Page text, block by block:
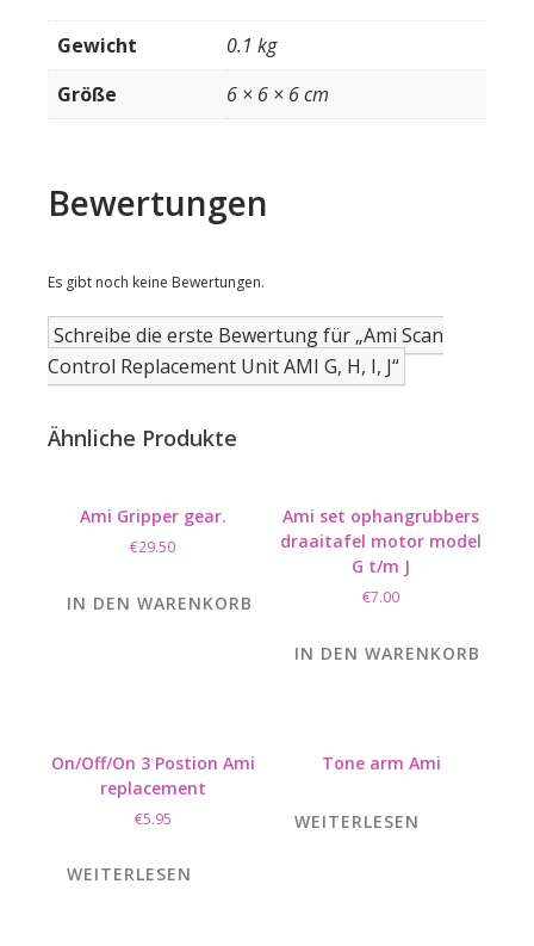
Gewicht
0.1 kg
Größe
6 × 6 × 6 cm
Bewertungen
Es gibt noch keine Bewertungen.
Schreibe die erste Bewertung für „Ami Scan
Control Replacement Unit AMI G, H, I, J“
Ähnliche Produkte
Ami Gripper gear.
€29.50
IN DEN WARENKORB
Ami set ophangrubbers
draaitafel motor model
G t/m J
€7.00
IN DEN WARENKORB
On/Off/On 3 Postion Ami
replacement
€5.95
WEITERLESEN
Tone arm Ami
WEITERLESEN